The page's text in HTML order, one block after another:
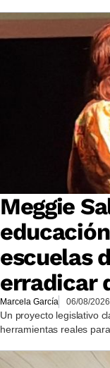
Meggie
escuelas
erradicar
Marcela García 06/08/2026
Un proyecto legislativo
herramientas reales